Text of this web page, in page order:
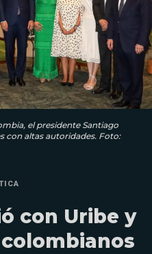
el presidente Santiago
con altas autoridades. Foto:
con Uribe y